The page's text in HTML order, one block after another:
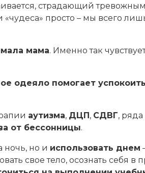
страдающий
просто – мы всего
мама. Именно так
одеяло помогает
аутизма, ДЦП, СДВГ,
от бессонницы.
но и использовать днем
свое тело, осознать себя в